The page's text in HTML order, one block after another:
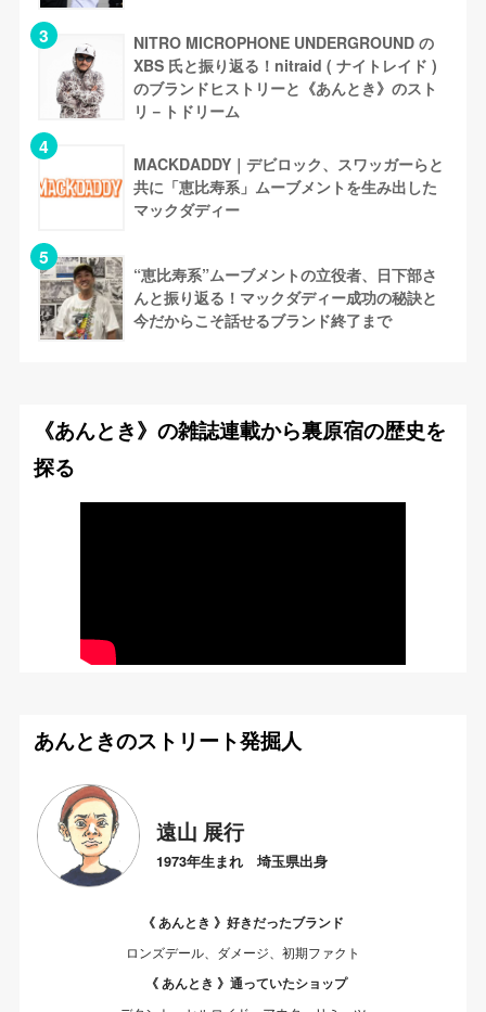
NITRO MICROPHONE UNDERGROUND の
XBS 氏と振り返る！nitraid ( ナイトレイド )
のブランドヒストリーと《あんとき》のスト
リ－トドリーム
MACKDADDY｜デビロック、スワッガーらと
共に「恵比寿系」ムーブメントを生み出した
マックダディー
“恵比寿系”ムーブメントの立役者、日下部さ
んと振り返る！マックダディー成功の秘訣と
今だからこそ話せるブランド終了まで
《あんとき》の雑誌連載から裏原宿の歴史を
探る
あんときのストリート発掘人
遠山 展行
1973年生まれ 埼玉県出身
《 あんとき 》好きだったブランド
ロンズデール、ダメージ、初期ファクト
《 あんとき 》通っていたショップ